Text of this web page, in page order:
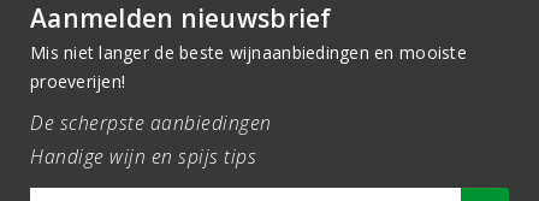
Aanmelden nieuwsbrief
Mis niet langer de beste wijnaanbiedingen en mooiste
proeverijen!
De scherpste aanbiedingen
Handige wijn en spijs tips